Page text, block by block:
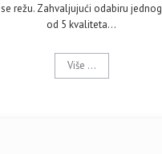
se režu. Zahvaljujući odabiru jednog
od 5 kvaliteta…
Više ...